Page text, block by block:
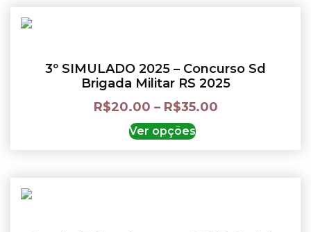
3º SIMULADO 2025 – Concurso Sd
Brigada Militar RS 2025
R$20.00 – R$35.00
Ver opções